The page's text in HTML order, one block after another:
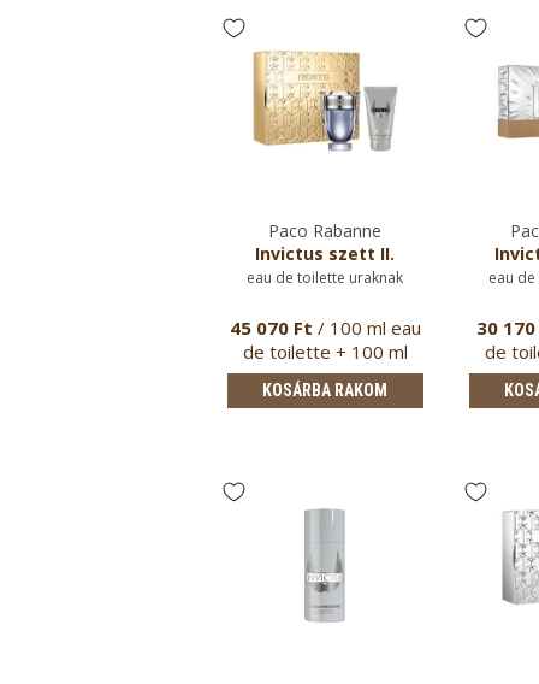
Paco Rabanne
Invictus szett II.
eau de toilette uraknak
45 070 Ft / 100 ml eau
de toilette + 100 ml
tusfürdő
KOSÁRBA RAKOM
eau
30
de